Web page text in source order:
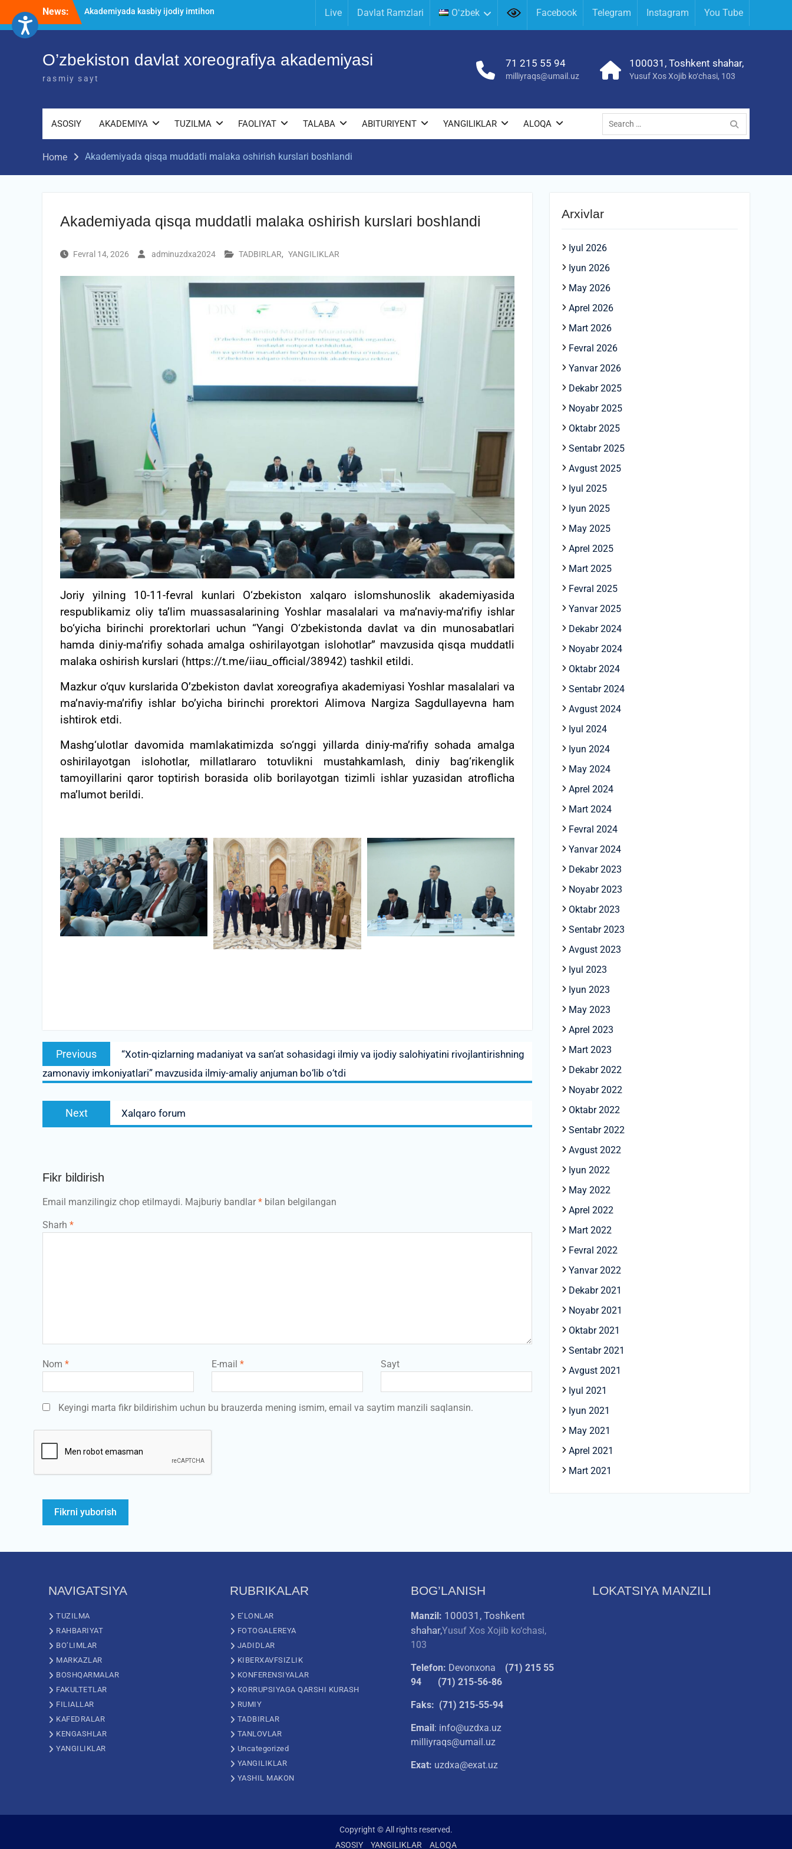
content
News:
jarayonlari
AKADEMIYASIDA о‘tkazilgan kasbiy
Diqqat e’lon!
Live Davlat Ramzlari Oʻzbek Facebook Telegram Instagram You Tube
O’zbekiston davlat xoreografiya akademiyasi
rasmiy sayt
71 215 55 94
milliyraqs@umail.uz
100031, Toshkent shahar,
Yusuf Xos Xojib ko‘chasi, 103
ASOSIY AKADEMIYA TUZILMA FAOLIYAT TALABA ABITURIYENT YANGILIKLAR ALOQA
Search
for:
Home Akademiyada qisqa muddatli malaka oshirish kurslari boshlandi
Akademiyada qisqa muddatli malaka oshirish kurslari boshlandi
Fevral 14, 2026 adminuzdxa2024 TADBIRLAR, YANGILIKLAR
Joriy yilning 10-11-fevral kunlari O‘zbekiston xalqaro islomshunoslik akademiyasida
respublikamiz oliy ta’lim muassasalarining Yoshlar masalalari va ma’naviy-ma’rifiy ishlar
bo‘yicha birinchi prorektorlari uchun “Yangi O‘zbekistonda davlat va din munosabatlari
hamda diniy-ma’rifiy sohada amalga oshirilayotgan islohotlar” mavzusida qisqa muddatli
malaka oshirish kurslari (https://t.me/iiau_official/38942) tashkil etildi.
Mazkur o‘quv kurslarida O’zbekiston davlat xoreografiya akademiyasi Yoshlar masalalari va
ma’naviy-ma’rifiy ishlar bo’yicha birinchi prorektori Alimova Nargiza Sagdullayevna ham
ishtirok etdi.
Mashg‘ulotlar davomida mamlakatimizda so‘nggi yillarda diniy-ma’rifiy sohada amalga
oshirilayotgan islohotlar, millatlararo totuvlikni mustahkamlash, diniy bag‘rikenglik
tamoyillarini qaror toptirish borasida olib borilayotgan tizimli ishlar yuzasidan atroflicha
ma’lumot berildi.
Post
menyusi
Previous
Previous
post:
“Xotin-qizlarning madaniyat va san’at sohasidagi ilmiy va ijodiy salohiyatini rivojlantirishning
zamonaviy imkoniyatlari” mavzusida ilmiy-amaliy anjuman bо‘lib о‘tdi
Next
Next
post:
Xalqaro forum
Fikr bildirish
Email manzilingiz chop etilmaydi. Majburiy bandlar* bilan belgilangan
Sharh *
Nom * E-mail * Sayt
Keyingi marta fikr bildirishim uchun bu brauzerda mening ismim, email va saytim manzili saqlansin.
Arxivlar
Iyul 2026
Iyun 2026
May 2026
Aprel 2026
Mart 2026
Fevral 2026
Yanvar 2026
Dekabr 2025
Noyabr 2025
Oktabr 2025
Sentabr 2025
Avgust 2025
Iyul 2025
Iyun 2025
May 2025
Aprel 2025
Mart 2025
Fevral 2025
Yanvar 2025
Dekabr 2024
Noyabr 2024
Oktabr 2024
Sentabr 2024
Avgust 2024
Iyul 2024
Iyun 2024
May 2024
Aprel 2024
Mart 2024
Fevral 2024
Yanvar 2024
Dekabr 2023
Noyabr 2023
Oktabr 2023
Sentabr 2023
Avgust 2023
Iyul 2023
Iyun 2023
May 2023
Aprel 2023
Mart 2023
Dekabr 2022
Noyabr 2022
Oktabr 2022
Sentabr 2022
Avgust 2022
Iyun 2022
May 2022
Aprel 2022
Mart 2022
Fevral 2022
Yanvar 2022
Dekabr 2021
Noyabr 2021
Oktabr 2021
Sentabr 2021
Avgust 2021
Iyul 2021
Iyun 2021
May 2021
Aprel 2021
Mart 2021
NAVIGATSIYA
TUZILMA
RAHBARIYAT
BO’LIMLAR
MARKAZLAR
BOSHQARMALAR
FAKULTETLAR
FILIALLAR
KAFEDRALAR
KENGASHLAR
YANGILIKLAR
RUBRIKALAR
E’LONLAR
FOTOGALEREYA
JADIDLAR
KIBERXAVFSIZLIK
KONFERENSIYALAR
KORRUPSIYAGA QARSHI KURASH
RUMIY
TADBIRLAR
TANLOVLAR
Uncategorized
YANGILIKLAR
YASHIL MAKON
BOG’LANISH
Manzil: 100031, Toshkent
shahar,Yusuf Xos Xojib ko‘chasi,
103
Telefon: Devonxona (71) 215 55
94
(71) 215-56-86
Faks: (71) 215-55-94
Email: info@uzdxa.uz
milliyraqs@umail.uz
Exat: uzdxa@exat.uz
LOKATSIYA MANZILI
Copyright © All rights reserved.
ASOSIY
YANGILIKLAR ALOQA